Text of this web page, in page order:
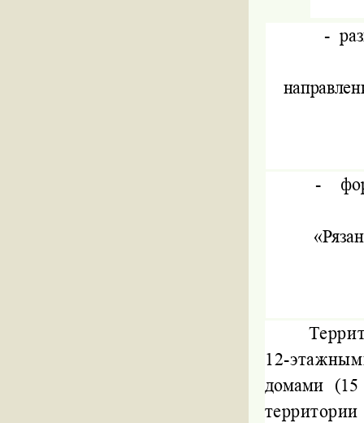
-
-
12-
домами